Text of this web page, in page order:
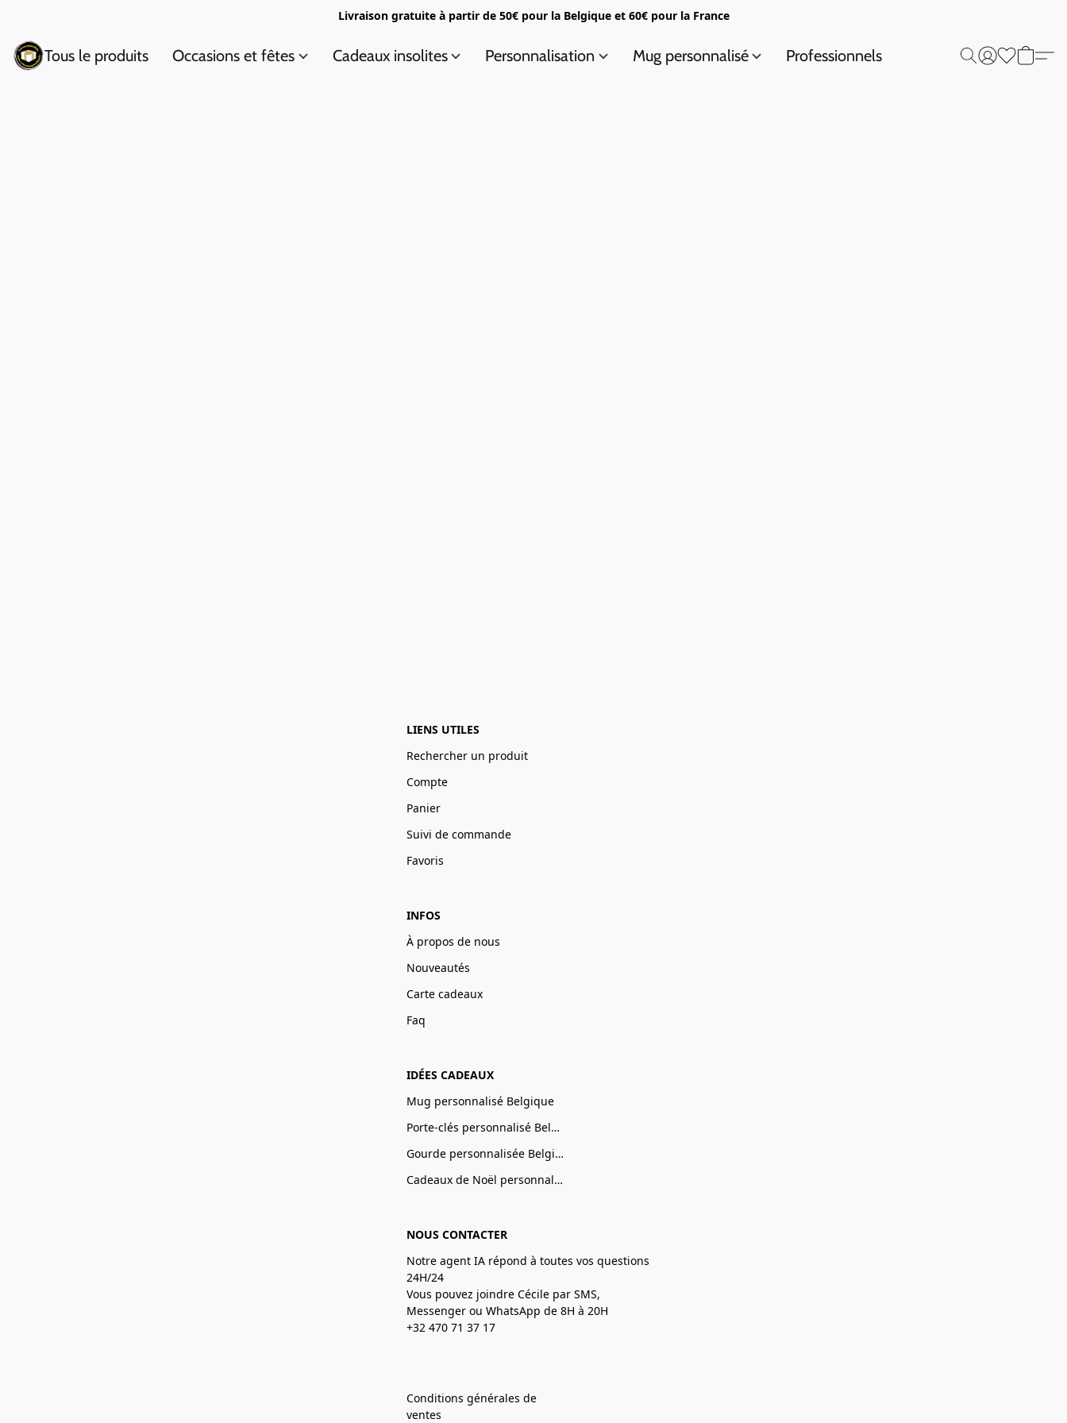
Livraison gratuite à partir de 50€ pour la Belgique et 60€ pour la France
Tous le produits Occasions et fêtes Cadeaux insolites Personnalisation Mug personnalisé Professionnels
LIENS UTILES
Rechercher un produit
Compte
Panier
Suivi de commande
Favoris
INFOS
À propos de nous
Nouveautés
Carte cadeaux
Faq
IDÉES CADEAUX
Mug personnalisé Belgique
Porte-clés personnalisé Belgique
Gourde personnalisée Belgique
Cadeaux de Noël personnalisé Belgique
NOUS CONTACTER
Notre agent IA répond à toutes vos questions
24H/24
Vous pouvez joindre Cécile par SMS,
Messenger ou WhatsApp de 8H à 20H
+32 470 71 37 17
Conditions générales de
ventes